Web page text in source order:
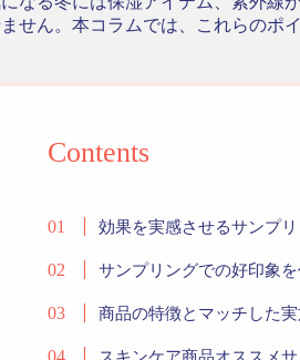
せん。本コラムでは、これらのポ
Contents
効果を実感させるサンプ
サンプリングでの好印象
商品の特徴とマッチした